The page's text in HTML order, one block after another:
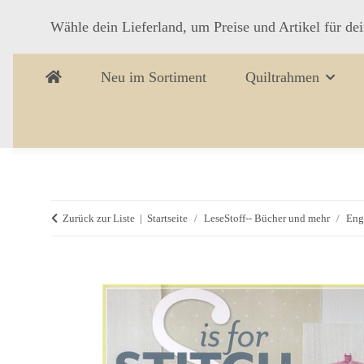
Wähle dein Lieferland, um Preise und Artikel für
Neu im Sortiment Quiltrahmen
Zurück zur Liste Startseite LeseStoff-- Bücher und mehr